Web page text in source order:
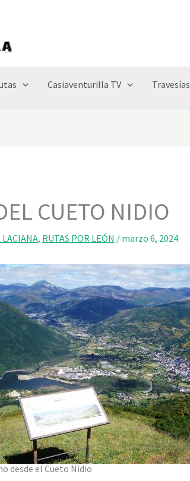
Casiaventurilla TV Travesías
CUETO NIDIO
LACIANA, RUTAS POR LEÓN / marzo 6, 2024
desde el Cueto Nidio